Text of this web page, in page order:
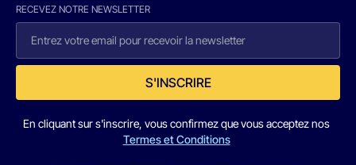
RECEVEZ NOTRE NEWSLETTER
S'INSCRIRE
En cliquant sur s'inscrire, vous confirmez que vous acceptez nos
Termes et Conditions